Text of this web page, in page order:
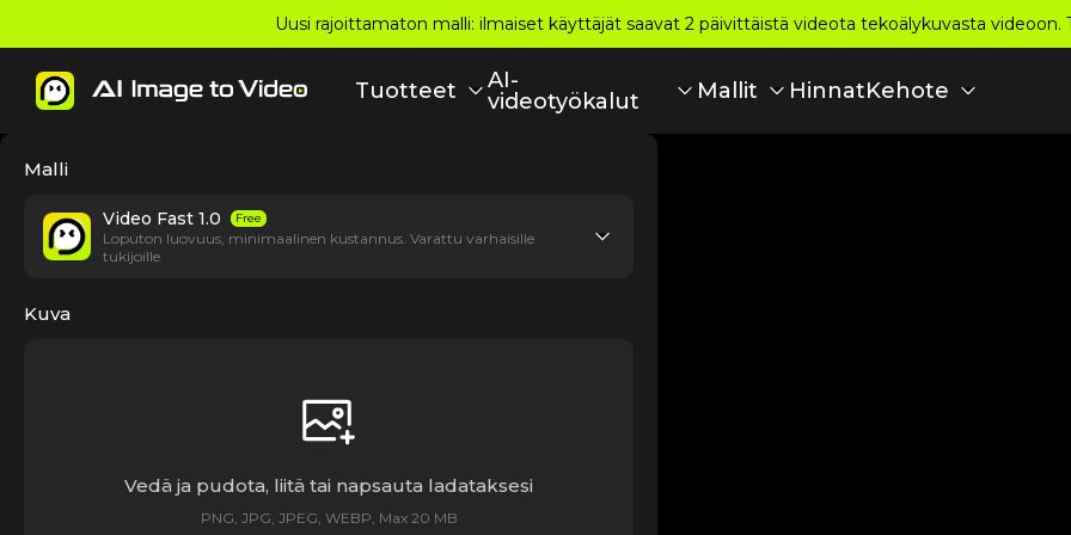
Uusi rajoittamaton malli: ilmaiset käyttäjät saavat 2 päivittäistä videota tekoälykuvasta videoon.
Tuotteet
AI-
videotyökalut
Mallit HinnatKehote
Malli
Video Fast 1.0 Free
Loputon luovuus, minimaalinen kustannus. Varattu varhaisille
tukijoille
Kuva
Vedä ja pudota, liitä tai napsauta ladataksesi
PNG, JPG, JPEG, WEBP, Max 20 MB